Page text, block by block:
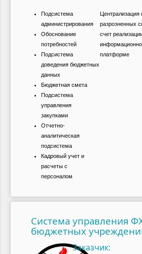
Подсистема
администрирования
Обоснование
потребностей
Подсистема
доведения бюджетных
данных
Бюджетная смета
Подсистема
управления
закупками
Отчетно-
аналитическая
подсистема
Кадровый учет и
расчеты с
персоналом
Централизация
разрозненных
счет
платформе
Система управления
бюджетных
Заказчик: